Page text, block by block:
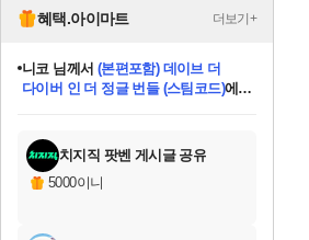
혜택.아이마트 더보기+
교환.
당첨되셨습니다.
니코님께서 (본편포함) 데이브 더
다이버 인 더 정글 번들 (스팀코드)에
당첨되셨습니다.
당첨되셨습니다.
당첨되셨습니다.
당첨되셨습니다.
당첨되셨습니다.
에디션 (스팀코드)를 교환.
당첨되셨습니다.
치지직 팟벤 게시글 공유
5000이니